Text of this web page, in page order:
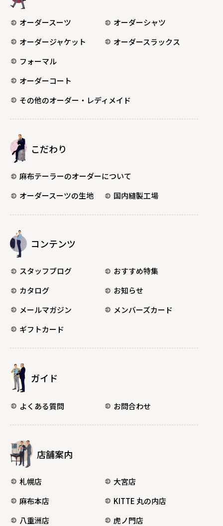
オーダースーツ
オーダーシャツ
オーダージャケット
オーダースラックス
フォーマル
オーダーコート
その他のオーダー・レディメイド
こだわり
麻布テーラーのオーダーについて
オーダースーツの生地
国内縫製工場
コンテンツ
スタッフブログ
おすすめ特集
カタログ
お知らせ
メールマガジン
メンバーズカード
ギフトカード
ガイド
よくある質問 お問合わせ
店舗案内
札幌店
大宮店
麻布本店
KITTE 丸の内店
八重洲店
虎ノ門店